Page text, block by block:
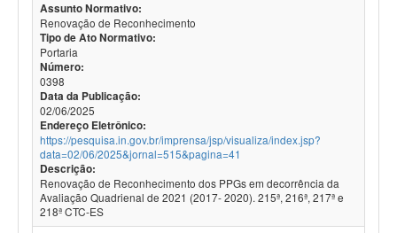
Assunto Normativo:
Renovação de Reconhecimento
Tipo de Ato Normativo:
Portaria
Número:
0398
Data da Publicação:
02/06/2025
Endereço Eletrônico:
https://pesquisa.in.gov.br/imprensa/jsp/visualiza/index.jsp?
data=02/06/2025&jornal=515&pagina=41
Descrição:
Renovação de Reconhecimento dos PPGs em decorrência da
Avaliação Quadrienal de 2021 (2017- 2020). 215ª, 216ª, 217ª e
218ª CTC-ES